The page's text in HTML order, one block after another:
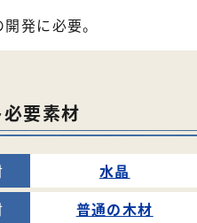
発に必要。
要素材
水晶
普通の木材